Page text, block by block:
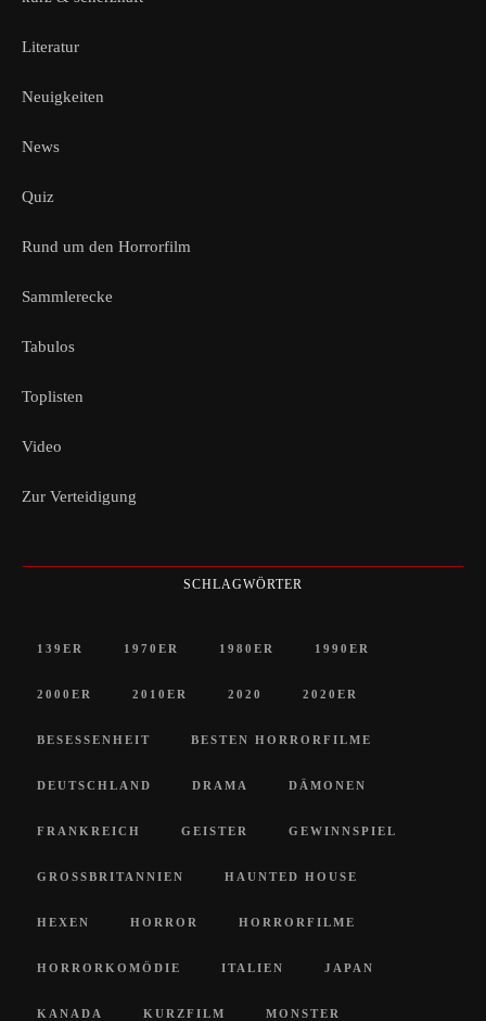
Literatur
Neuigkeiten
News
Quiz
Rund um den Horrorfilm
Sammlerecke
Tabulos
Toplisten
Video
Zur Verteidigung
SCHLAGWÖRTER
139ER 1970ER 1980ER 1990ER
2000ER 2010ER 2020 2020ER
BESESSENHEIT BESTEN HORRORFILME
DEUTSCHLAND DRAMA DÄMONEN
FRANKREICH GEISTER GEWINNSPIEL
GROSSBRITANNIEN HAUNTED HOUSE
HEXEN HORROR HORRORFILME
HORRORKOMÖDIE ITALIEN JAPAN
KANADA KURZFILM MONSTER